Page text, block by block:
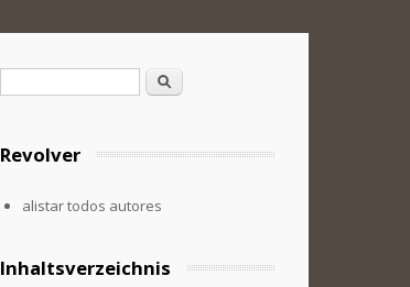
Formulario de búsqueda
Buscar
Revolver
alistar todos autores
Inhaltsverzeichnis